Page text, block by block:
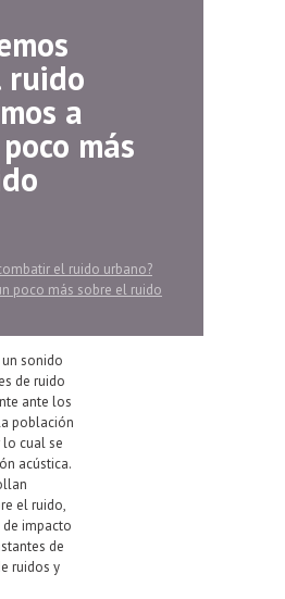
ruido
a
más
el ruido urbano?
poco más sobre el ruido
sonido
de ruido
ante los
población
cual se
acústica.
el ruido,
impacto
de
ruidos y